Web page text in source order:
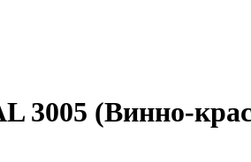
3005 (Винно-